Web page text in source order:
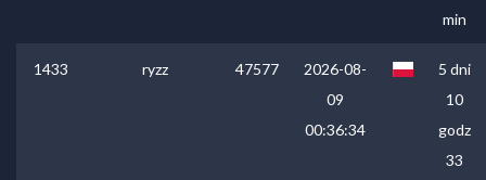
min
1433 ryzz 47577
2026-08-
09
00:36:34
5 dni
10
godz
33